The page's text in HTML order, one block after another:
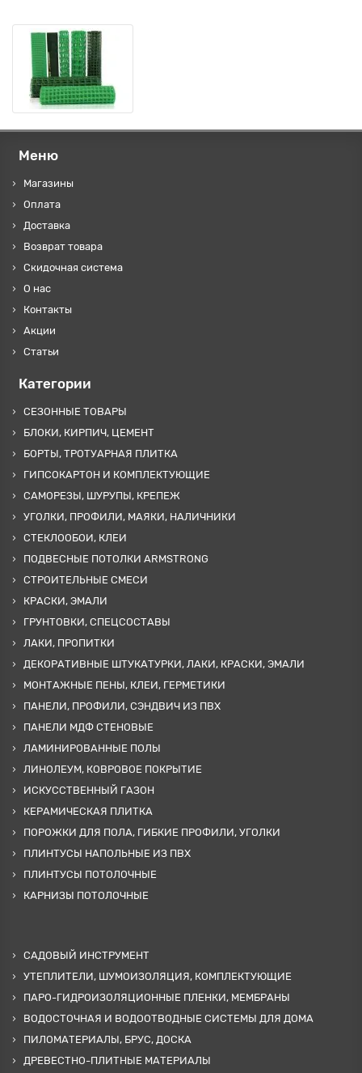
Меню
Магазины
Оплата
Доставка
Возврат товара
Скидочная система
О нас
Контакты
Акции
Статьи
Категории
СЕЗОННЫЕ ТОВАРЫ
БЛОКИ, КИРПИЧ, ЦЕМЕНТ
БОРТЫ, ТРОТУАРНАЯ ПЛИТКА
ГИПСОКАРТОН И КОМПЛЕКТУЮЩИЕ
САМОРЕЗЫ, ШУРУПЫ, КРЕПЕЖ
УГОЛКИ, ПРОФИЛИ, МАЯКИ, НАЛИЧНИКИ
СТЕКЛООБОИ, КЛЕИ
ПОДВЕСНЫЕ ПОТОЛКИ ARMSTRONG
СТРОИТЕЛЬНЫЕ СМЕСИ
КРАСКИ, ЭМАЛИ
ГРУНТОВКИ, СПЕЦСОСТАВЫ
ЛАКИ, ПРОПИТКИ
ДЕКОРАТИВНЫЕ ШТУКАТУРКИ, ЛАКИ, КРАСКИ, ЭМАЛИ
МОНТАЖНЫЕ ПЕНЫ, КЛЕИ, ГЕРМЕТИКИ
ПАНЕЛИ, ПРОФИЛИ, СЭНДВИЧ ИЗ ПВХ
ПАНЕЛИ МДФ СТЕНОВЫЕ
ЛАМИНИРОВАННЫЕ ПОЛЫ
ЛИНОЛЕУМ, КОВРОВОЕ ПОКРЫТИЕ
ИСКУССТВЕННЫЙ ГАЗОН
КЕРАМИЧЕСКАЯ ПЛИТКА
ПОРОЖКИ ДЛЯ ПОЛА, ГИБКИЕ ПРОФИЛИ, УГОЛКИ
ПЛИНТУСЫ НАПОЛЬНЫЕ ИЗ ПВХ
ПЛИНТУСЫ ПОТОЛОЧНЫЕ
КАРНИЗЫ ПОТОЛОЧНЫЕ
САДОВЫЙ ИНСТРУМЕНТ
УТЕПЛИТЕЛИ, ШУМОИЗОЛЯЦИЯ, КОМПЛЕКТУЮЩИЕ
ПАРО-ГИДРОИЗОЛЯЦИОННЫЕ ПЛЕНКИ, МЕМБРАНЫ
ВОДОСТОЧНАЯ И ВОДООТВОДНЫЕ СИСТЕМЫ ДЛЯ ДОМА
ПИЛОМАТЕРИАЛЫ, БРУС, ДОСКА
ДРЕВЕСТНО-ПЛИТНЫЕ МАТЕРИАЛЫ